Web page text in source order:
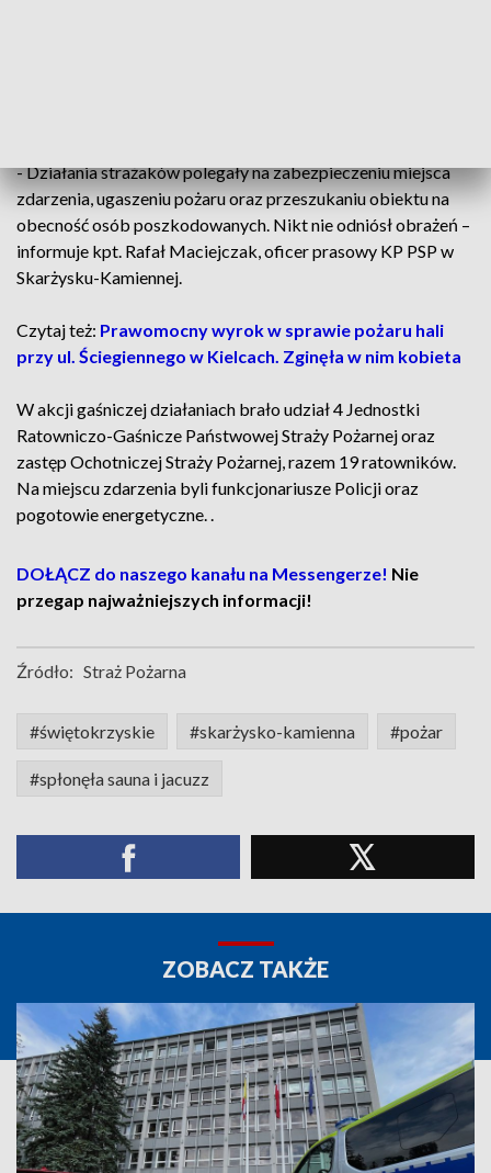
- Działania strażaków polegały na zabezpieczeniu miejsca
zdarzenia, ugaszeniu pożaru oraz przeszukaniu obiektu na
obecność osób poszkodowanych. Nikt nie odniósł obrażeń –
informuje kpt. Rafał Maciejczak, oficer prasowy KP PSP w
Skarżysku-Kamiennej.
Czytaj też: Prawomocny wyrok w sprawie pożaru hali
przy ul. Ściegiennego w Kielcach. Zginęła w nim kobieta
W akcji gaśniczej działaniach brało udział 4 Jednostki
Ratowniczo-Gaśnicze Państwowej Straży Pożarnej oraz
zastęp Ochotniczej Straży Pożarnej, razem 19 ratowników.
Na miejscu zdarzenia byli funkcjonariusze Policji oraz
pogotowie energetyczne. .
DOŁĄCZ do naszego kanału na Messengerze! Nie
przegap najważniejszych informacji!
Źródło: Straż Pożarna
#świętokrzyskie #skarżysko-kamienna #pożar
#spłonęła sauna i jacuzz
ZOBACZ TAKŻE